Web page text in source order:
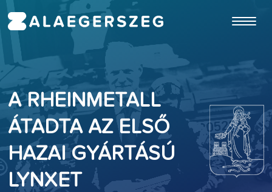
A RHEINMETALL
ÁTADTA AZ ELSŐ
HAZAI GYÁRTÁSÚ
LYNXET